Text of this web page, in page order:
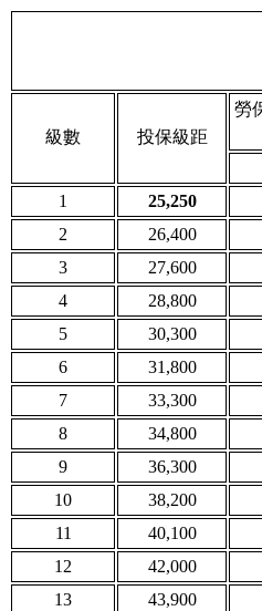
級數 投保級距
勞
1
25,250
2
26,400
3
27,600
4
28,800
5
30,300
6
31,800
7
33,300
8
34,800
9
36,300
10
38,200
11
40,100
12
42,000
13
43,900